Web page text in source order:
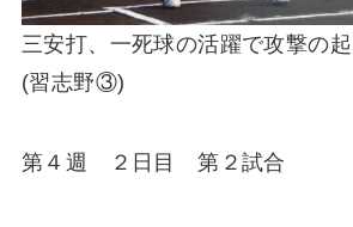
三安打、一死球の活躍で攻撃の
(習志野③)
第４週 ２日目 第２試合